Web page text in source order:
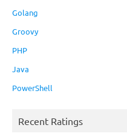
Golang
Groovy
PHP
Java
PowerShell
Recent Ratings